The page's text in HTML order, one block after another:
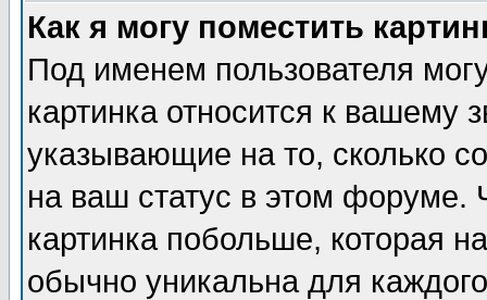
Как я могу поместить
Под именем пользователя
картинка относится к вашему
указывающие на то, сколько
на ваш статус в этом форуме.
картинка побольше, которая
обычно уникальна для